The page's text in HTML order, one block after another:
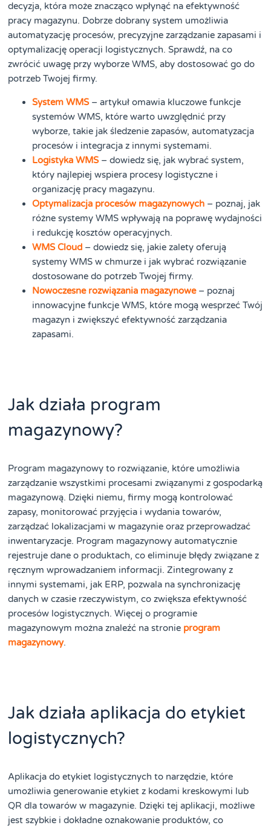
decyzja, która może znacząco wpłynąć na efektywność
pracy magazynu. Dobrze dobrany system umożliwia
automatyzację procesów, precyzyjne zarządzanie zapasami i
optymalizację operacji logistycznych. Sprawdź, na co
zwrócić uwagę przy wyborze WMS, aby dostosować go do
potrzeb Twojej firmy.
System WMS– artykuł omawia kluczowe funkcje
systemów WMS, które warto uwzględnić przy
wyborze, takie jak śledzenie zapasów, automatyzacja
procesów i integracja z innymi systemami.
Logistyka WMS– dowiedz się, jak wybrać system,
który najlepiej wspiera procesy logistyczne i
organizację pracy magazynu.
Optymalizacja procesów magazynowych – poznaj, jak
różne systemy WMS wpływają na poprawę wydajności
i redukcję kosztów operacyjnych.
WMS Cloud – dowiedz się, jakie zalety oferują
systemy WMS w chmurze i jak wybrać rozwiązanie
dostosowane do potrzeb Twojej firmy.
Nowoczesne rozwiązania magazynowe– poznaj
innowacyjne funkcje WMS, które mogą wesprzeć Twój
magazyn i zwiększyć efektywność zarządzania
zapasami.
Jak działa program
magazynowy?
Program magazynowy to rozwiązanie, które umożliwia
zarządzanie wszystkimi procesami związanymi z gospodarką
magazynową. Dzięki niemu, firmy mogą kontrolować
zapasy, monitorować przyjęcia i wydania towarów,
zarządzać lokalizacjami w magazynie oraz przeprowadzać
inwentaryzacje. Program magazynowy automatycznie
rejestruje dane o produktach, co eliminuje błędy związane z
ręcznym wprowadzaniem informacji. Zintegrowany z
innymi systemami, jak ERP, pozwala na synchronizację
danych w czasie rzeczywistym, co zwiększa efektywność
procesów logistycznych. Więcej o programie
magazynowym można znaleźć na stronie program
magazynowy.
Jak działa aplikacja do etykiet
logistycznych?
Aplikacja do etykiet logistycznych to narzędzie, które
umożliwia generowanie etykiet z kodami kreskowymi lub
QR dla towarów w magazynie. Dzięki tej aplikacji, możliwe
jest szybkie i dokładne oznakowanie produktów, co